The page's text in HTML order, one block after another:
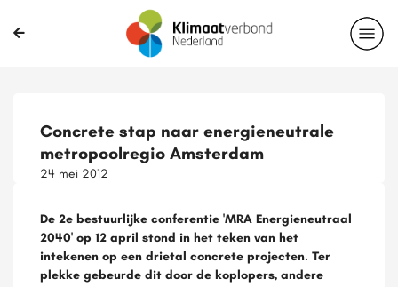
Concrete stap naar energieneutrale
metropoolregio Amsterdam
24 mei 2012
De 2e bestuurlijke conferentie 'MRA Energieneutraal
2040' op 12 april stond in het teken van het
intekenen op een drietal concrete projecten. Ter
plekke gebeurde dit door de koplopers, andere